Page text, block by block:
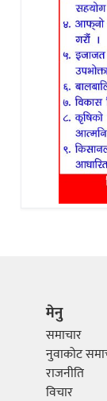
मेनु
समाचार
नुवाकोट
राजनीति
विचार